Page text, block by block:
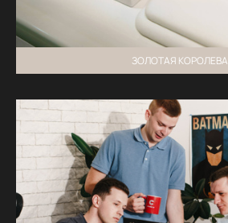
ЗОЛОТАЯ КОРОЛЕВА